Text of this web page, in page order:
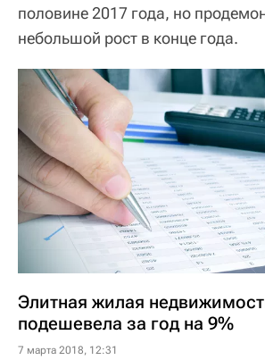
половине 2017 года, но
небольшой рост в конце года.
Элитная жилая
подешевела за год на 9%
7 марта 2018, 12:31